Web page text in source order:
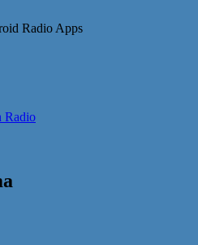
Radio Apps
Radio